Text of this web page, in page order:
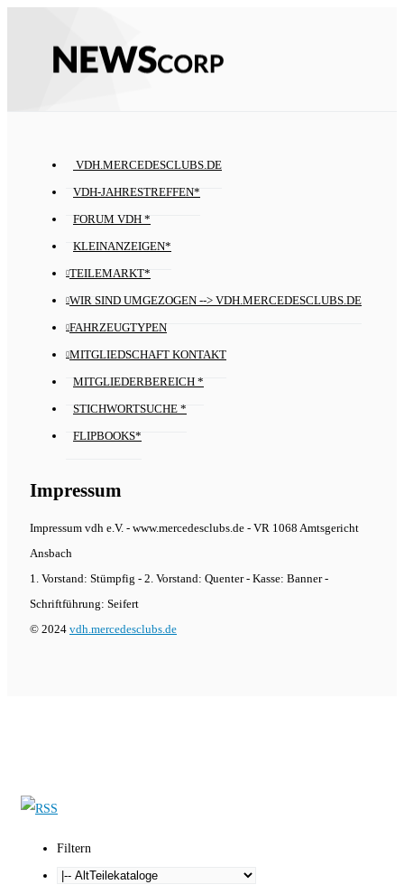
VDH.MERCEDESCLUBS.DE
VDH-JAHRESTREFFEN*
FORUM VDH *
KLEINANZEIGEN*
TEILEMARKT*
WIR SIND UMGEZOGEN --> VDH.MERCEDESCLUBS.DE
FAHRZEUGTYPEN
MITGLIEDSCHAFT KONTAKT
MITGLIEDERBEREICH *
STICHWORTSUCHE *
FLIPBOOKS*
Impressum
Impressum vdh e.V. - www.mercedesclubs.de - VR 1068 Amtsgericht
Ansbach
1. Vorstand: Stümpfig - 2. Vorstand: Quenter - Kasse: Banner -
Schriftführung: Seifert
© 2024 vdh.mercedesclubs.de
Filtern